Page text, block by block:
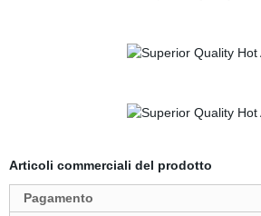
Articoli commerciali del prodotto
Pagamento